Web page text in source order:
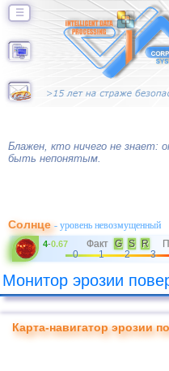
☰
Блажен, кто ничего не знает:
быть непонятым.
Солнце- уровень невозмущенный
4-0.67 Факт G S R
0
1 2 3
Монитор эрозии
Карта-навигатор эрозии